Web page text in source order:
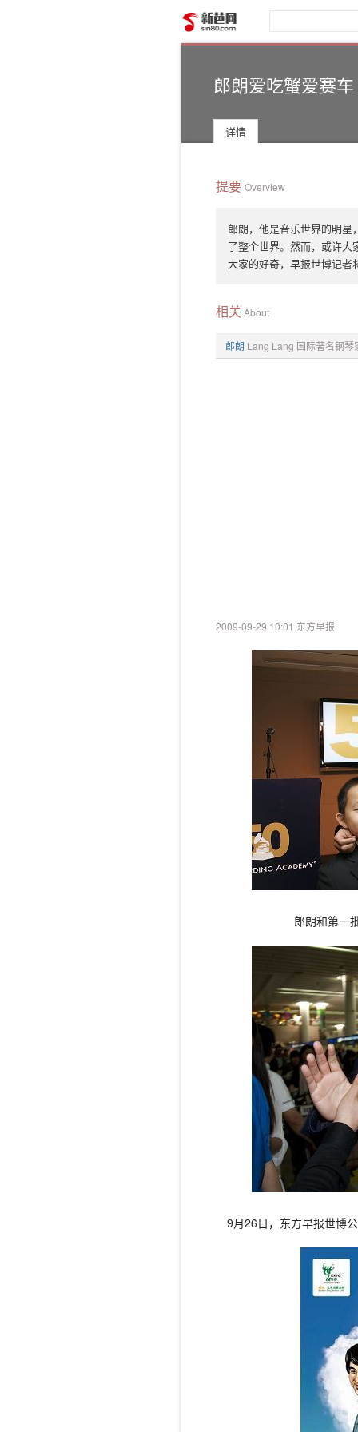
郎朗爱吃蟹爱赛
详情
提要 Overview
郎朗，他是音乐世界的明
了整个世界。然而，或许
大家的好奇，早报世博记者
相关 About
郎朗 Lang Lang 国际著名钢琴
2009-09-29 10:01 东方早报
郎朗和第一
9月26日，东方早报世博